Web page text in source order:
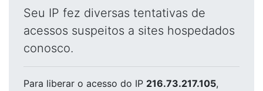
Seu IP fez diversas tentativas de
acessos suspeitos a sites hospedados
conosco.
Para liberar o acesso do IP 216.73.217.105,